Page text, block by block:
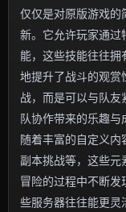
仅仅是对原版游戏的
新。它允许玩家通过
能，这些技能往往
地提升了战斗的观赏
战，而是可以与队友
队协作带来的乐趣
随着丰富的自定义内
副本挑战等，这些元
冒险的过程中不断
些服务器往往能更灵